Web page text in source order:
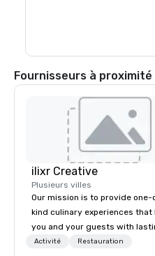
Fournisseurs à proximité
ilixr Creative
Plusieurs villes
Our mission is to provide
kind culinary experiences that
you and your guests with
memories and satiated
Activité Restauration